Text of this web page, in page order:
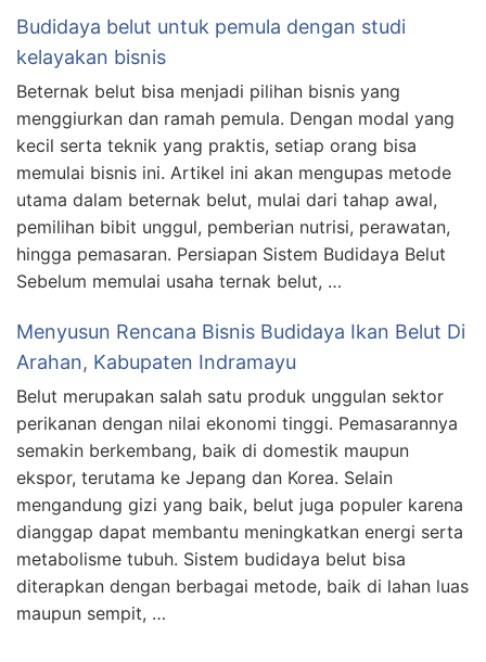
Budidaya belut untuk pemula dengan studi
kelayakan bisnis
Beternak belut bisa menjadi pilihan bisnis yang
menggiurkan dan ramah pemula. Dengan modal yang
kecil serta teknik yang praktis, setiap orang bisa
memulai bisnis ini. Artikel ini akan mengupas metode
utama dalam beternak belut, mulai dari tahap awal,
pemilihan bibit unggul, pemberian nutrisi, perawatan,
hingga pemasaran. Persiapan Sistem Budidaya Belut
Sebelum memulai usaha ternak belut, …
Menyusun Rencana Bisnis Budidaya Ikan Belut Di
Arahan, Kabupaten Indramayu
Belut merupakan salah satu produk unggulan sektor
perikanan dengan nilai ekonomi tinggi. Pemasarannya
semakin berkembang, baik di domestik maupun
ekspor, terutama ke Jepang dan Korea. Selain
mengandung gizi yang baik, belut juga populer karena
dianggap dapat membantu meningkatkan energi serta
metabolisme tubuh. Sistem budidaya belut bisa
diterapkan dengan berbagai metode, baik di lahan luas
maupun sempit, …